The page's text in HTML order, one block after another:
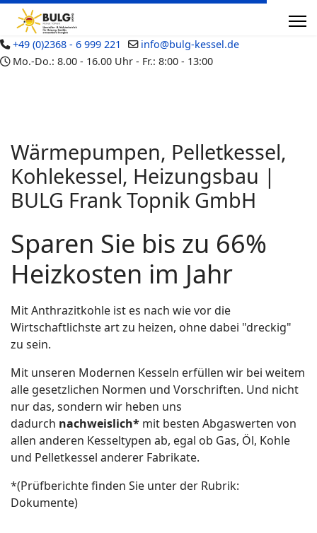
+49 (0)2368 - 6 999 221
info@bulg-kessel.de
Mo.-Do.: 8.00 - 16.00 Uhr - Fr.: 8:00 - 13:00
Wärmepumpen, Pelletkessel,
Kohlekessel, Heizungsbau |
BULG Frank Topnik GmbH
Sparen Sie bis zu 66%
Heizkosten im Jahr
Mit Anthrazitkohle ist es nach wie vor die
Wirtschaftlichste art zu heizen, ohne dabei "dreckig"
zu sein.
Mit unseren Modernen Kesseln erfüllen wir bei weitem
alle gesetzlichen Normen und Vorschriften. Und nicht
nur das, sondern wir heben uns
dadurch nachweislich* mit besten Abgaswerten von
allen anderen Kesseltypen ab, egal ob Gas, Öl, Kohle
und Pelletkessel anderer Fabrikate.
*(Prüfberichte finden Sie unter der Rubrik:
Dokumente)